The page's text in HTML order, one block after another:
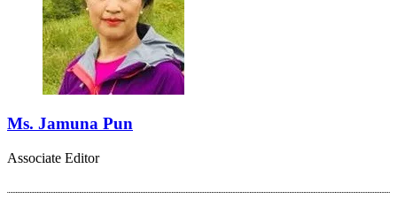
Ms. Jamuna Pun
Associate Editor